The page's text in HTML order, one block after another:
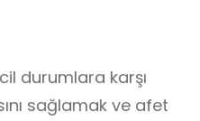
durumlara karşı
sağlamak ve afet